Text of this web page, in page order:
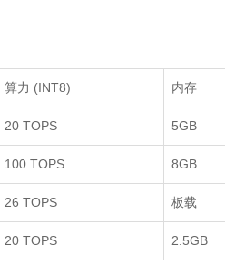
算力 (INT8) 内存
20 TOPS 5GB
100 TOPS 8GB
26 TOPS 板载
20 TOPS 2.5GB